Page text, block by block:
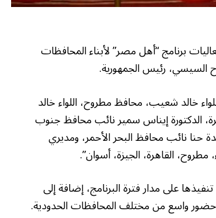
برنامج “أهل مصر” لأبناء المحافظات
السيسي، رئيس الجمهورية.
خالد شعيب، محافظ مطروح، اللواء خالد
الدكتورة إيناس سمير نائب محافظ جنوب
نائب محافظ البحر الأحمر، ومديري
القاهرة، الجيزة، أسوان”.
على مدار فترة البرنامج، إضافة إلى
حضور واسع من مختلف المحافظات الحدودية.